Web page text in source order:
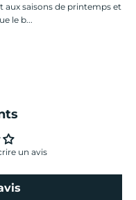
aux saisons de printemps et
le b...
un avis